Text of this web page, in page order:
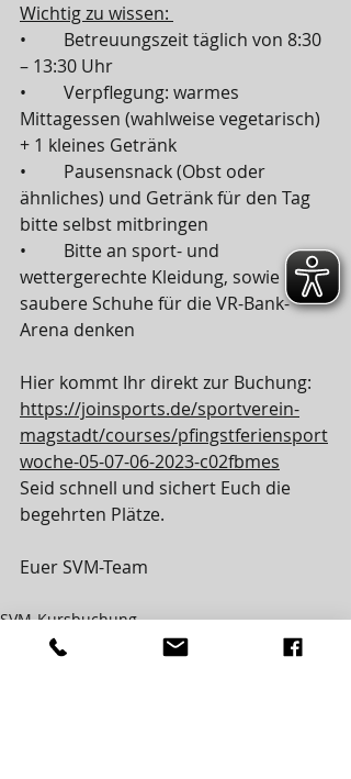
Wichtig zu wissen:
•	Betreuungszeit täglich von 8:30
– 13:30 Uhr
•	Verpflegung: warmes
Mittagessen (wahlweise vegetarisch)
+ 1 kleines Getränk
•	Pausensnack (Obst oder
ähnliches) und Getränk für den Tag
bitte selbst mitbringen
•	Bitte an sport- und
wettergerechte Kleidung, sowie
saubere Schuhe für die VR-Bank-
Arena denken
Hier kommt Ihr direkt zur Buchung:
https://joinsports.de/sportverein-
magstadt/courses/pfingstferiensport
woche-05-07-06-2023-c02fbmes
Seid schnell und sichert Euch die
begehrten Plätze.
Euer SVM-Team
SVM-Kursbuchung
SVM-BEWEGUNGSSCHULE